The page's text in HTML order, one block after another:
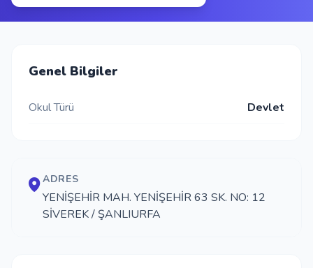
Blog
Okul Ekle
Genel Bilgiler
Okul Türü Devlet
ADRES
YENİŞEHİR MAH. YENİŞEHİR 63 SK. NO: 12
SİVEREK / ŞANLIURFA